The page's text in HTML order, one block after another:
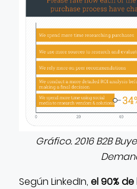
Gráfico. 2016 B2B
Según LinkedIn, el 90%